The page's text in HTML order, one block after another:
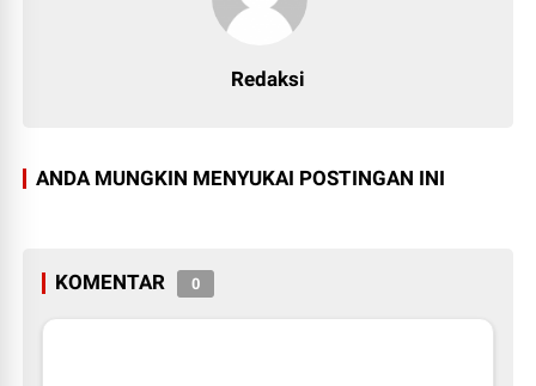
Redaksi
ANDA MUNGKIN MENYUKAI POSTINGAN INI
KOMENTAR 0